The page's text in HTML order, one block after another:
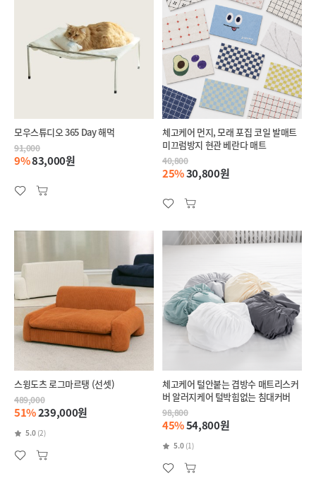
모우스튜디오 365 Day 해먹
91,000
9%83,000원
체고케어 먼지, 모래 포집 코일 발매트
미끄럼방지 현관 베란다 매트
40,800
25%30,800원
스윙도츠 로그마르탱 (선셋)
489,000
51%239,000원
5.0 (2)
체고케어 털안붙는 겹방수 매트리스커
버 알러지케어 털박힘없는 침대커버
98,800
45%54,800원
5.0 (1)